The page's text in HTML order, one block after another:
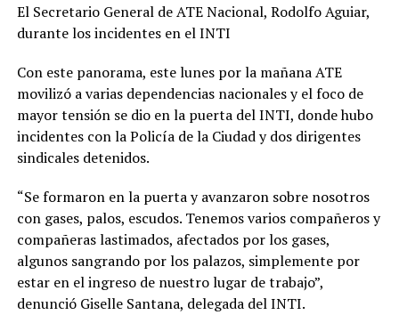
El Secretario General de ATE Nacional, Rodolfo Aguiar,
durante los incidentes en el INTI
Con este panorama, este lunes por la mañana ATE
movilizó a varias dependencias nacionales y el foco de
mayor tensión se dio en la puerta del INTI, donde hubo
incidentes con la Policía de la Ciudad y dos dirigentes
sindicales detenidos.
“Se formaron en la puerta y avanzaron sobre nosotros
con gases, palos, escudos. Tenemos varios compañeros y
compañeras lastimados, afectados por los gases,
algunos sangrando por los palazos, simplemente por
estar en el ingreso de nuestro lugar de trabajo”,
denunció Giselle Santana, delegada del INTI.